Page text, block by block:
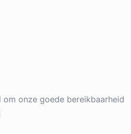
om onze goede bereikbaarheid